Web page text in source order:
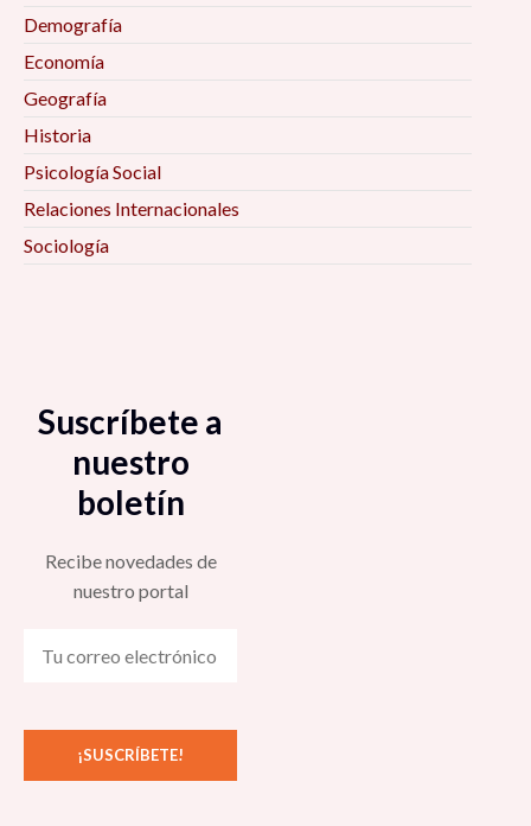
Demografía
Economía
Geografía
Historia
Psicología Social
Relaciones Internacionales
Sociología
Suscríbete a
nuestro
boletín
Recibe novedades de
nuestro portal